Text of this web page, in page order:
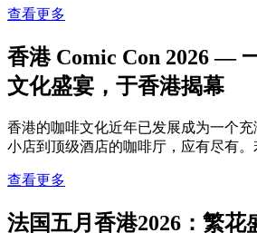
查看更多
香港 Comic Con 2026 —
文化盛宴，于香港揭幕
香港的咖啡文化近年已发展成为一个
小店到顶级酒店的咖啡厅，应有尽有
查看更多
法国五月香港2026：繁花